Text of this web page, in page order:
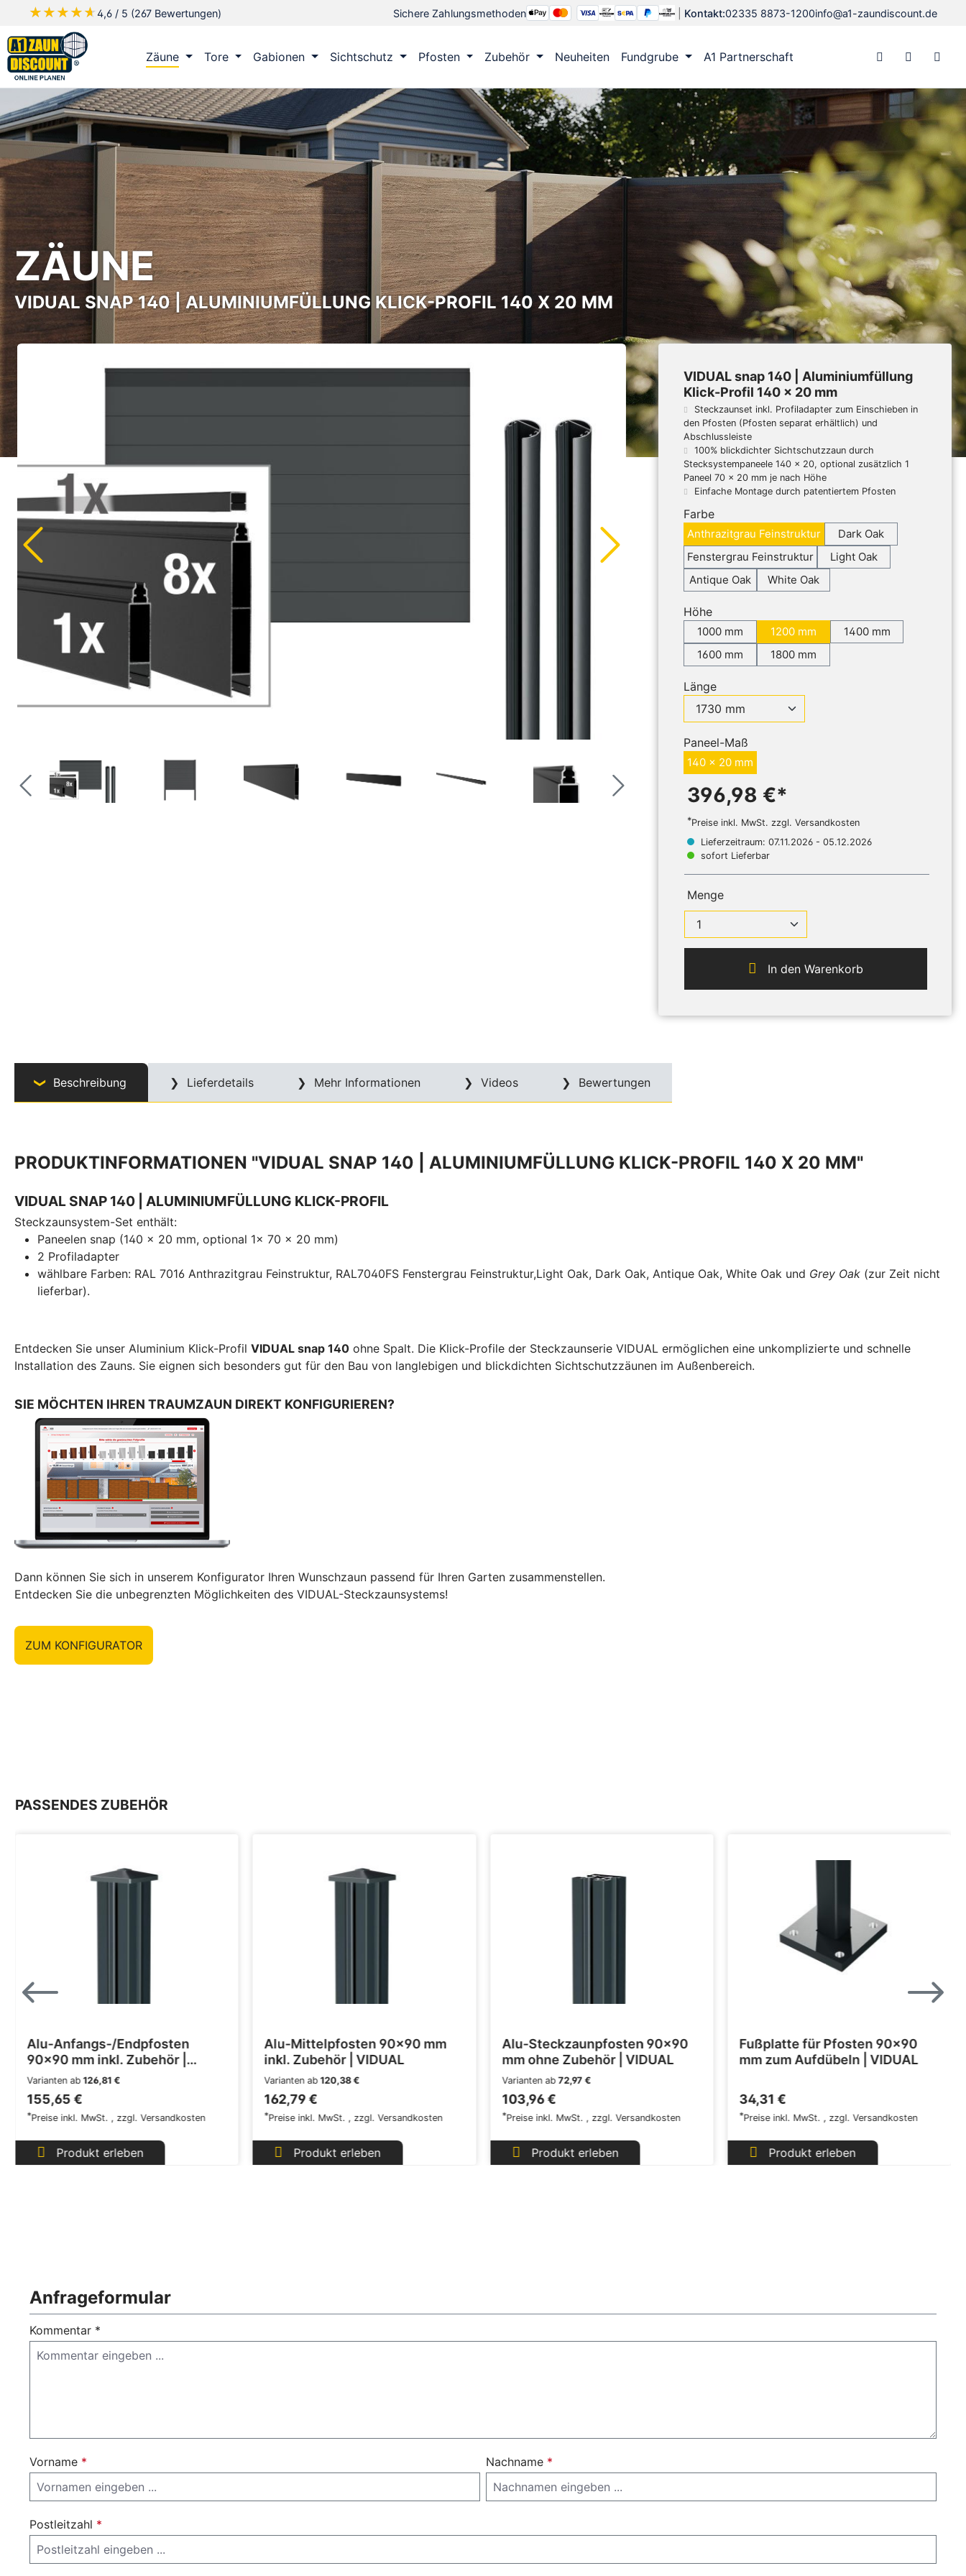
Hauptinhalt springen
Zur Suche springen
Zur Hauptnavigation springen
★★★★★
★★★★★4,6 / 5 (267 Bewertungen) Sichere Zahlungsmethoden Kontakt:02335 8873-1200info@a1-zaundiscount.de
Zäune Tore Gabionen Sichtschutz Pfosten Zubehör Neuheiten Fundgrube A1 Partnerschaft
ZÄUNE
VIDUAL SNAP 140 | ALUMINIUMFÜLLUNG KLICK-PROFIL 140 X 20 MM
VIDUAL snap 140 | Aluminiumfüllung
Klick-Profil 140 x 20 mm
Steckzaunset inkl. Profiladapter zum Einschieben in
den Pfosten (Pfosten separat erhältlich) und
Abschlussleiste
100% blickdichter Sichtschutzzaun durch
Stecksystempaneele 140 x 20, optional zusätzlich 1
Paneel 70 x 20 mm je nach Höhe
Einfache Montage durch patentiertem Pfosten
Farbe
Anthrazitgrau Feinstruktur
Dark Oak
Fenstergrau Feinstruktur
Light Oak
Antique Oak
White Oak
Höhe
1000 mm 1200 mm
1400 mm
1600 mm
1800 mm
Länge
Paneel-Maß
140 x 20 mm
396,98 €*
*Preise inkl. MwSt. zzgl. Versandkosten
Lieferzeitraum: 07.11.2026 - 05.12.2026
sofort Lieferbar
Menge
In den Warenkorb
Beschreibung Lieferdetails Mehr Informationen Videos Bewertungen
PRODUKTINFORMATIONEN "VIDUAL SNAP 140 | ALUMINIUMFÜLLUNG KLICK-PROFIL 140 X 20 MM"
VIDUAL SNAP 140 | ALUMINIUMFÜLLUNG KLICK-PROFIL
Steckzaunsystem-Set enthält:
Paneelen snap (140 x 20 mm, optional 1x 70 x 20 mm)
2 Profiladapter
wählbare Farben: RAL 7016 Anthrazitgrau Feinstruktur, RAL7040FS Fenstergrau Feinstruktur,Light Oak, Dark Oak, Antique Oak, White Oak und Grey Oak (zur Zeit nicht
lieferbar).
Entdecken Sie unser Aluminium Klick-Profil VIDUAL snap 140 ohne Spalt. Die Klick-Profile der Steckzaunserie VIDUAL ermöglichen eine unkomplizierte und schnelle
Installation des Zauns. Sie eignen sich besonders gut für den Bau von langlebigen und blickdichten Sichtschutzzäunen im Außenbereich.
SIE MÖCHTEN IHREN TRAUMZAUN DIREKT KONFIGURIEREN?
Dann können Sie sich in unserem Konfigurator Ihren Wunschzaun passend für Ihren Garten zusammenstellen.
Entdecken Sie die unbegrenzten Möglichkeiten des VIDUAL-Steckzaunsystems!
ZUM KONFIGURATOR
PASSENDES ZUBEHÖR
Alu-Anfangs-/Endpfosten
90x90 mm inkl. Zubehör |
VIDUAL
Varianten ab126,81 €
155,65 €
*Preise inkl. MwSt. , zzgl. Versandkosten
Produkt erleben
Alu-Mittelpfosten 90x90 mm
inkl. Zubehör | VIDUAL
Varianten ab120,38 €
162,79 €
*Preise inkl. MwSt. , zzgl.Versandkosten
Produkt erleben
Alu-Steckzaunpfosten 90x90
mm ohne Zubehör | VIDUAL
Varianten ab72,97 €
103,96 €
*Preise inkl. MwSt. , zzgl. Versandkosten
Produkt erleben
Fußplatte für Pfosten 90x90
mm zum Aufdübeln | VIDUAL
34,31 €
*Preise inkl. MwSt. , zzgl.Versandkosten
Produkt erleben
Anfrageformular
Kommentar *
Vorname * Nachname *
Postleitzahl *